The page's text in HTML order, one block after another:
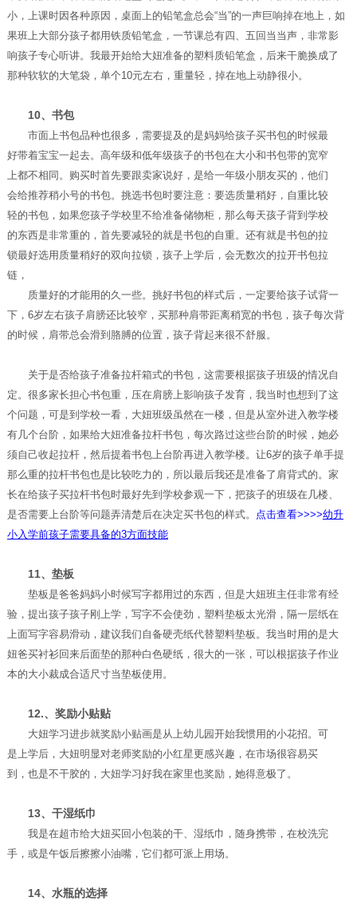
小，上课时因各种原因，桌面上的铅笔盒总会“当”的一声巨响掉在地上，如
果班上大部分孩子都用铁质铅笔盒，一节课总有四、五回当当声，非常影
响孩子专心听讲。我最开始给大妞准备的塑料质铅笔盒，后来干脆换成了
那种软软的大笔袋，单个10元左右，重量轻，掉在地上动静很小。
10、书包
市面上书包品种也很多，需要提及的是妈妈给孩子买书包的时候最
好带着宝宝一起去。高年级和低年级孩子的书包在大小和书包带的宽窄
上都不相同。购买时首先要跟卖家说好，是给一年级小朋友买的，他们
会给推荐稍小号的书包。挑选书包时要注意：要选质量稍好，自重比较
轻的书包，如果您孩子学校里不给准备储物柜，那么每天孩子背到学校
的东西是非常重的，首先要减轻的就是书包的自重。还有就是书包的拉
锁最好选用质量稍好的双向拉锁，孩子上学后，会无数次的拉开书包拉
链，
质量好的才能用的久一些。挑好书包的样式后，一定要给孩子试背一
下，6岁左右孩子肩膀还比较窄，买那种肩带距离稍宽的书包，孩子每次背
的时候，肩带总会滑到胳膊的位置，孩子背起来很不舒服。
关于是否给孩子准备拉杆箱式的书包，这需要根据孩子班级的情况自
定。很多家长担心书包重，压在肩膀上影响孩子发育，我当时也想到了这
个问题，可是到学校一看，大妞班级虽然在一楼，但是从室外进入教学楼
有几个台阶，如果给大妞准备拉杆书包，每次路过这些台阶的时候，她必
须自己收起拉杆，然后提着书包上台阶再进入教学楼。让6岁的孩子单手提
那么重的拉杆书包也是比较吃力的，所以最后我还是准备了肩背式的。家
长在给孩子买拉杆书包时最好先到学校参观一下，把孩子的班级在几楼、
是否需要上台阶等问题弄清楚后在决定买书包的样式。 点击查看>>>>幼升
小入学前孩子需要具备的3方面技能
11、垫板
垫板是爸爸妈妈小时候写字都用过的东西，但是大妞班主任非常有经
验，提出孩子孩子刚上学，写字不会使劲，塑料垫板太光滑，隔一层纸在
上面写字容易滑动，建议我们自备硬壳纸代替塑料垫板。我当时用的是大
妞爸买衬衫回来后面垫的那种白色硬纸，很大的一张，可以根据孩子作业
本的大小裁成合适尺寸当垫板使用。
12.、奖励小贴贴
大妞学习进步就奖励小贴画是从上幼儿园开始我惯用的小花招。可
是上学后，大妞明显对老师奖励的小红星更感兴趣，在市场很容易买
到，也是不干胶的，大妞学习好我在家里也奖励，她得意极了。
13、干湿纸巾
我是在超市给大妞买回小包装的干、湿纸巾，随身携带，在校洗完
手，或是午饭后擦擦小油嘴，它们都可派上用场。
14、水瓶的选择